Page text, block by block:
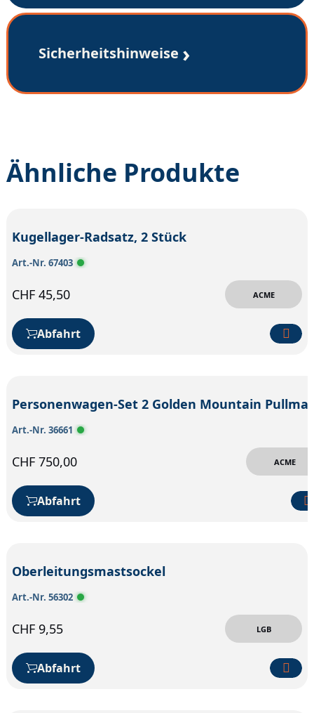
Sicherheitshinweise
Ähnliche Produkte
Kugellager-Radsatz, 2 Stück
Art.-Nr. 67403
CHF 45,50 ACME
Abfahrt
Art.-Nr. 36661
CHF 750,00 ACME
Abfahrt
Oberleitungsmastsockel
Art.-Nr. 56302
CHF 9,55 LGB
Abfahrt